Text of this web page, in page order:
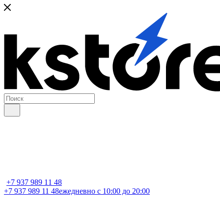
+7 937 989 11 48
+7 937 989 11 48ежедневно с 10:00 до 20:00